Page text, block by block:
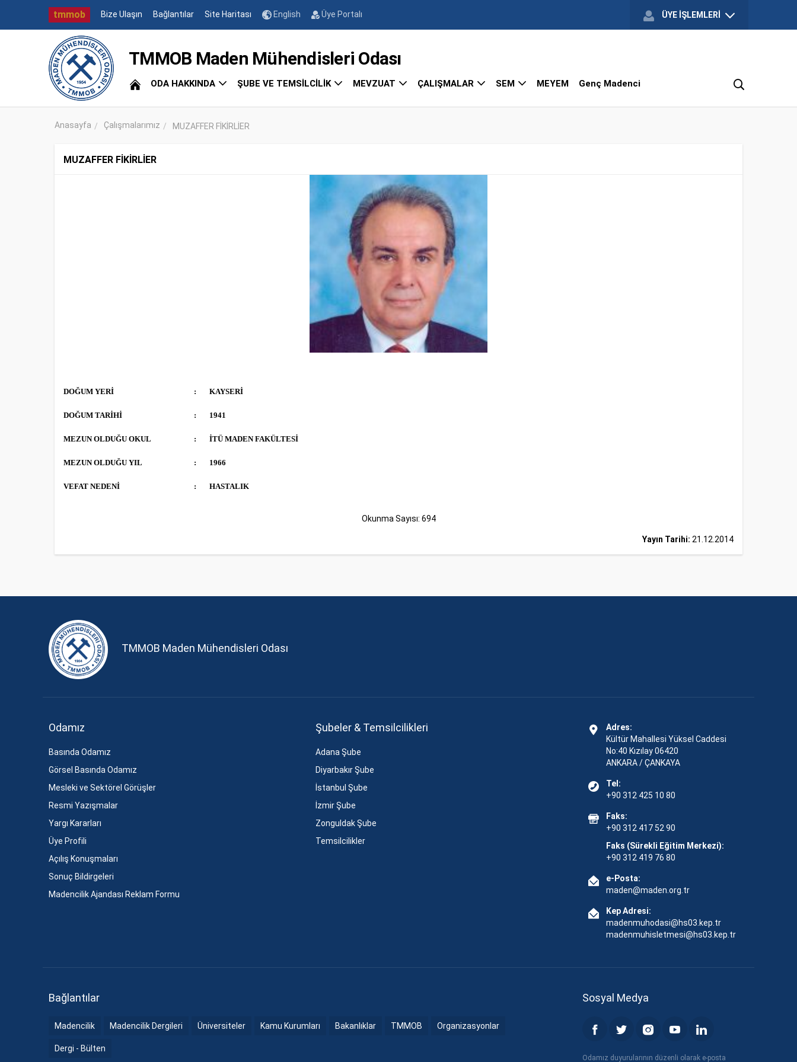
tmmob Bize Ulaşın Bağlantılar Site Haritası English Üye Portalı ÜYE İŞLEMLERİ
TMMOB Maden Mühendisleri Odası
ODA HAKKINDA ŞUBE VE TEMSİLCİLİK MEVZUAT ÇALIŞMALAR SEM MEYEM Genç Madenci
Anasayfa Çalışmalarımız MUZAFFER FİKİRLİER
MUZAFFER FİKİRLİER
DOĞUM YERİ : KAYSERİ
DOĞUM TARİHİ : 1941
MEZUN OLDUĞU OKUL : İTÜ MADEN FAKÜLTESİ
MEZUN OLDUĞU YIL : 1966
VEFAT NEDENİ : HASTALIK
Okunma Sayısı: 694
Yayın Tarihi: 21.12.2014
TMMOB Maden Mühendisleri Odası
Odamız
Basında Odamız
Görsel Basında Odamız
Mesleki ve Sektörel Görüşler
Resmi Yazışmalar
Yargı Kararları
Üye Profili
Açılış Konuşmaları
Sonuç Bildirgeleri
Madencilik Ajandası Reklam Formu
Şubeler & Temsilcilikleri
Adana Şube
Diyarbakır Şube
İstanbul Şube
İzmir Şube
Zonguldak Şube
Temsilcilikler
Adres:
Kültür Mahallesi Yüksel Caddesi
No:40 Kızılay 06420
ANKARA / ÇANKAYA
Tel:
+90 312 425 10 80
Faks:
+90 312 417 52 90
Faks (Sürekli Eğitim Merkezi):
+90 312 419 76 80
e-Posta:
maden@maden.org.tr
Kep Adresi:
madenmuhodasi@hs03.kep.tr
madenmuhisletmesi@hs03.kep.tr
Bağlantılar
Madencilik Madencilik Dergileri Üniversiteler Kamu Kurumları Bakanlıklar TMMOB Organizasyonlar
Dergi - Bülten
Sosyal Medya
Odamız duyurularının düzenli olarak e-posta